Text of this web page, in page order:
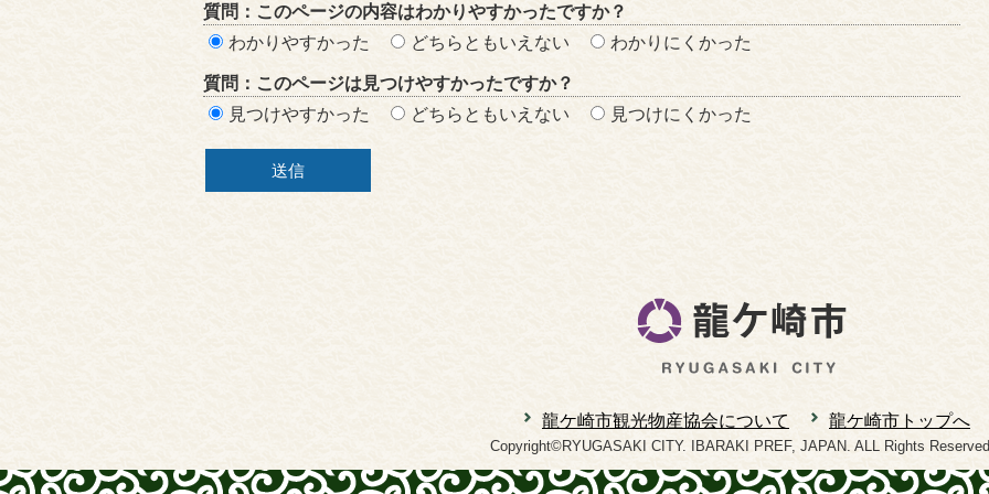
価
リ
ア
質問：このページの内容はわかりやすかったですか？
わかりやすかった
どちらともいえない わかりにくかった
質問：このページは見つけやすかったですか？
見つけやすかった
どちらともいえない 見つけにくかった
龍ケ崎市観光物産協会について 龍ケ崎市トップへ
Copyright©RYUGASAKI CITY. IBARAKI PREF, JAPAN. ALL Rights